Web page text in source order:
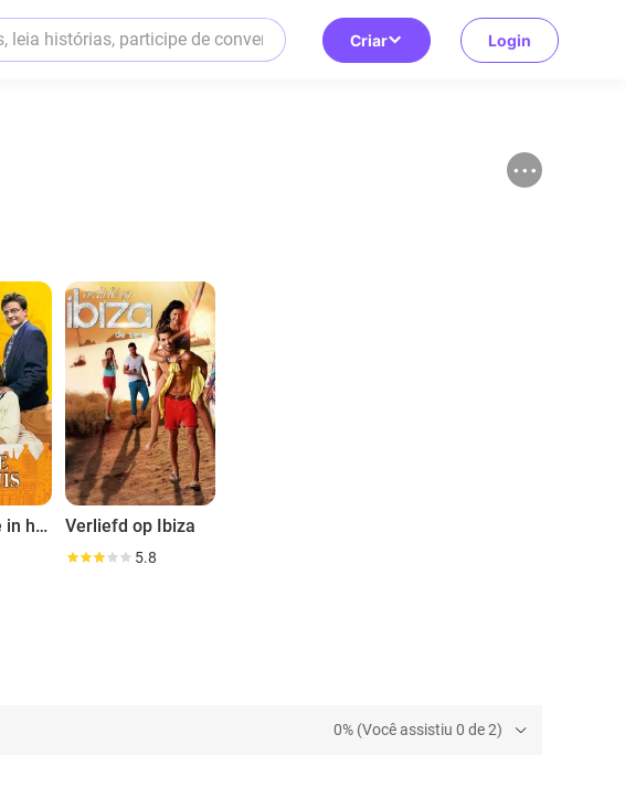
Criar Login
Het zonnetje in huis Verliefd op Ibiza
5.8
0% (Você assistiu 0 de 2)